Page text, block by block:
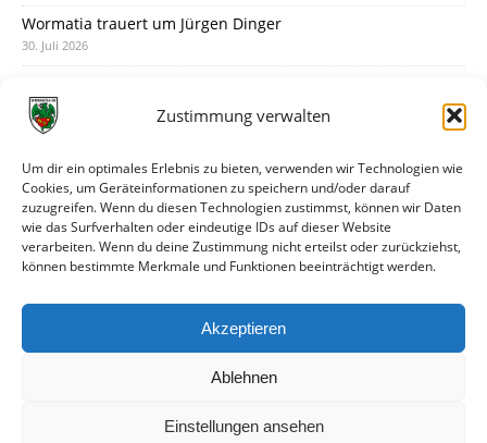
Zustimmung verwalten
Um dir ein optimales Erlebnis zu bieten, verwenden wir Technologien wie
Cookies, um Geräteinformationen zu speichern und/oder darauf
zuzugreifen. Wenn du diesen Technologien zustimmst, können wir Daten
wie das Surfverhalten oder eindeutige IDs auf dieser Website
verarbeiten. Wenn du deine Zustimmung nicht erteilst oder zurückziehst,
können bestimmte Merkmale und Funktionen beeinträchtigt werden.
Akzeptieren
Ablehnen
Einstellungen ansehen
Wormatia trauert um Jürgen Dinger
30. Juli 2026
28. Juli 2026
28. Juli 2026
Neue Podcast-Folge: So tickt Björn!
27. Juli 2026
Eindrücke vom Stadionfest
Unterhaltsamer Abschlusstest mit später Niederlage
25. Juli 2026